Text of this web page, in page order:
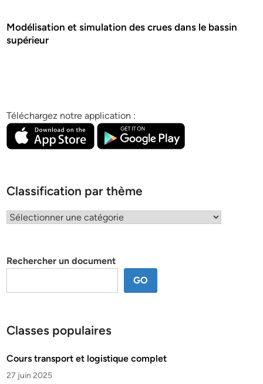
Modélisation et simulation des crues dans le bassin
supérieur
Téléchargez notre application :
Classification par thème
Classification
Rechercher un document
GO
Classes populaires
Cours transport et logistique complet
27 juin 2025